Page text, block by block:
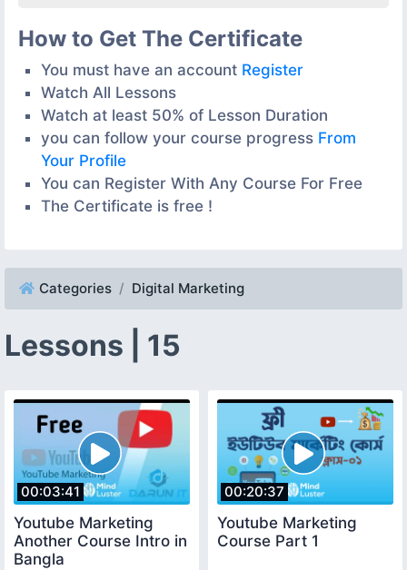
How to Get The Certificate
You must have an account Register
Watch All Lessons
Watch at least 50% of Lesson Duration
you can follow your course progress From
Your Profile
You can Register With Any Course For Free
The Certificate is free !
Categories Digital Marketing
Lessons | 15
00:03:41
Youtube Marketing
Another Course Intro in
Bangla
00:20:37
Youtube Marketing
Course Part 1